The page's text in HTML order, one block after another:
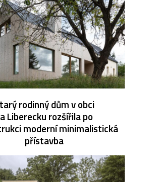
rodinný dům v obci
Liberecku rozšířila po
moderní minimalistická
přístavba